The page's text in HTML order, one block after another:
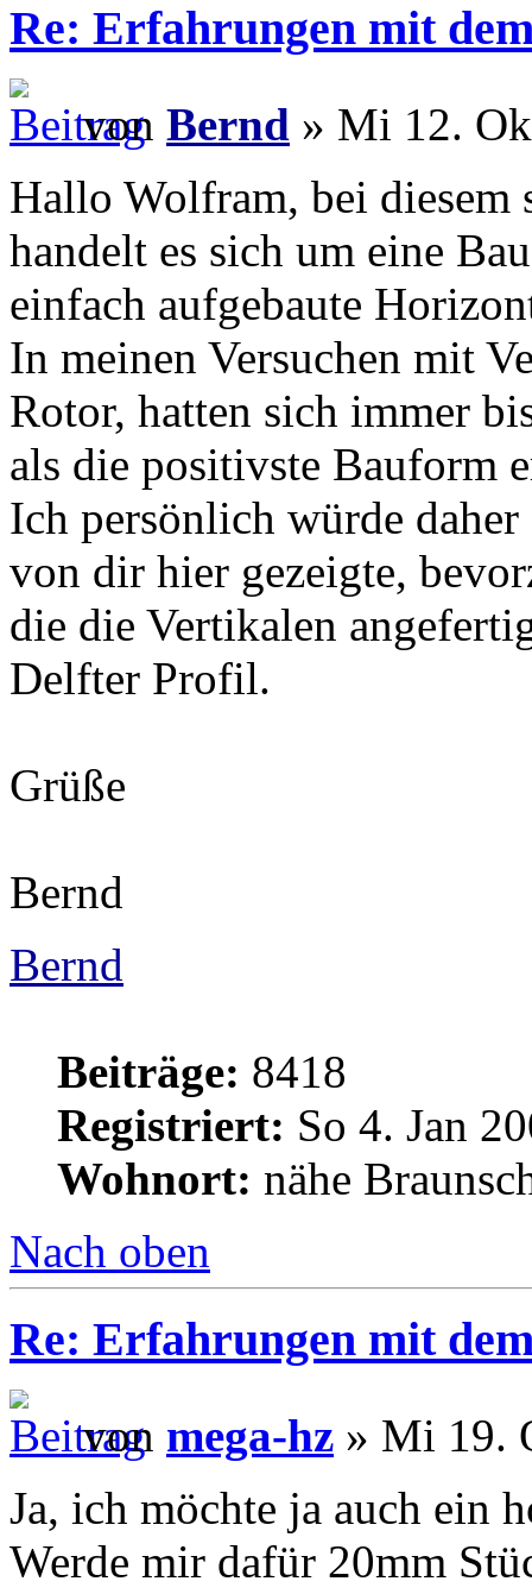
Re: Erfahrungen mit
von Bernd » Mi 12.
Hallo Wolfram, bei diesem
handelt es sich um eine
einfach aufgebaute
In meinen Versuchen mit
Rotor, hatten sich immer
als die positivste Bauform
Ich persönlich würde
von dir hier gezeigte,
die die Vertikalen
Delfter Profil.
Grüße
Bernd
Bernd
Beiträge: 8418
Registriert: So 4. Jan
Wohnort: nähe
Nach oben
Re: Erfahrungen mit
von mega-hz » Mi 19.
Ja, ich möchte ja auch ein
Werde mir dafür 20mm